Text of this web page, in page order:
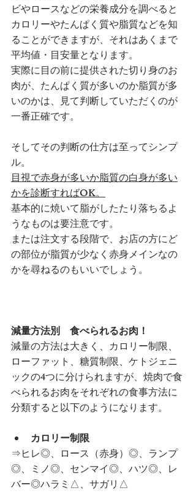
ビやロースなどの栄養成分を調べると
カロリーやたんぱく質や脂質などを知
ることができますが、それはあくまで
平均値・目安量となります。
実際に目の前に提供された切り身のお
肉が、たんぱく質が多いのか脂質が多
いのかは、見て判断していただくのが
一番正確です。
そしてその判断の仕方は至ってシンプ
ル。
目視で赤身が多いか脂質の白身が多い
かを診断すればOK。
基本的に焼いて脂がしたたり落ちるよ
うなものは要注意です。
または注文する段階で、お店の方にど
の部位が脂質が少なく赤身メインなの
かを尋ねるのもいいでしょう。
減量方法別　食べられるお肉！
減量の方法は大きく、カロリー制限、
ローファット、糖質制限、ケトジェニ
ックの4つに分けられますが、焼肉で食
べられるお肉をそれぞれの食事方法に
分類すると以下のようになります。
カロリー制限
⇒ヒレ◎、ロース（赤身）◎、ランプ
◎、ミノ◎、センマイ◎、ハツ◎、レ
バー◎ハラミ△、サガリ△